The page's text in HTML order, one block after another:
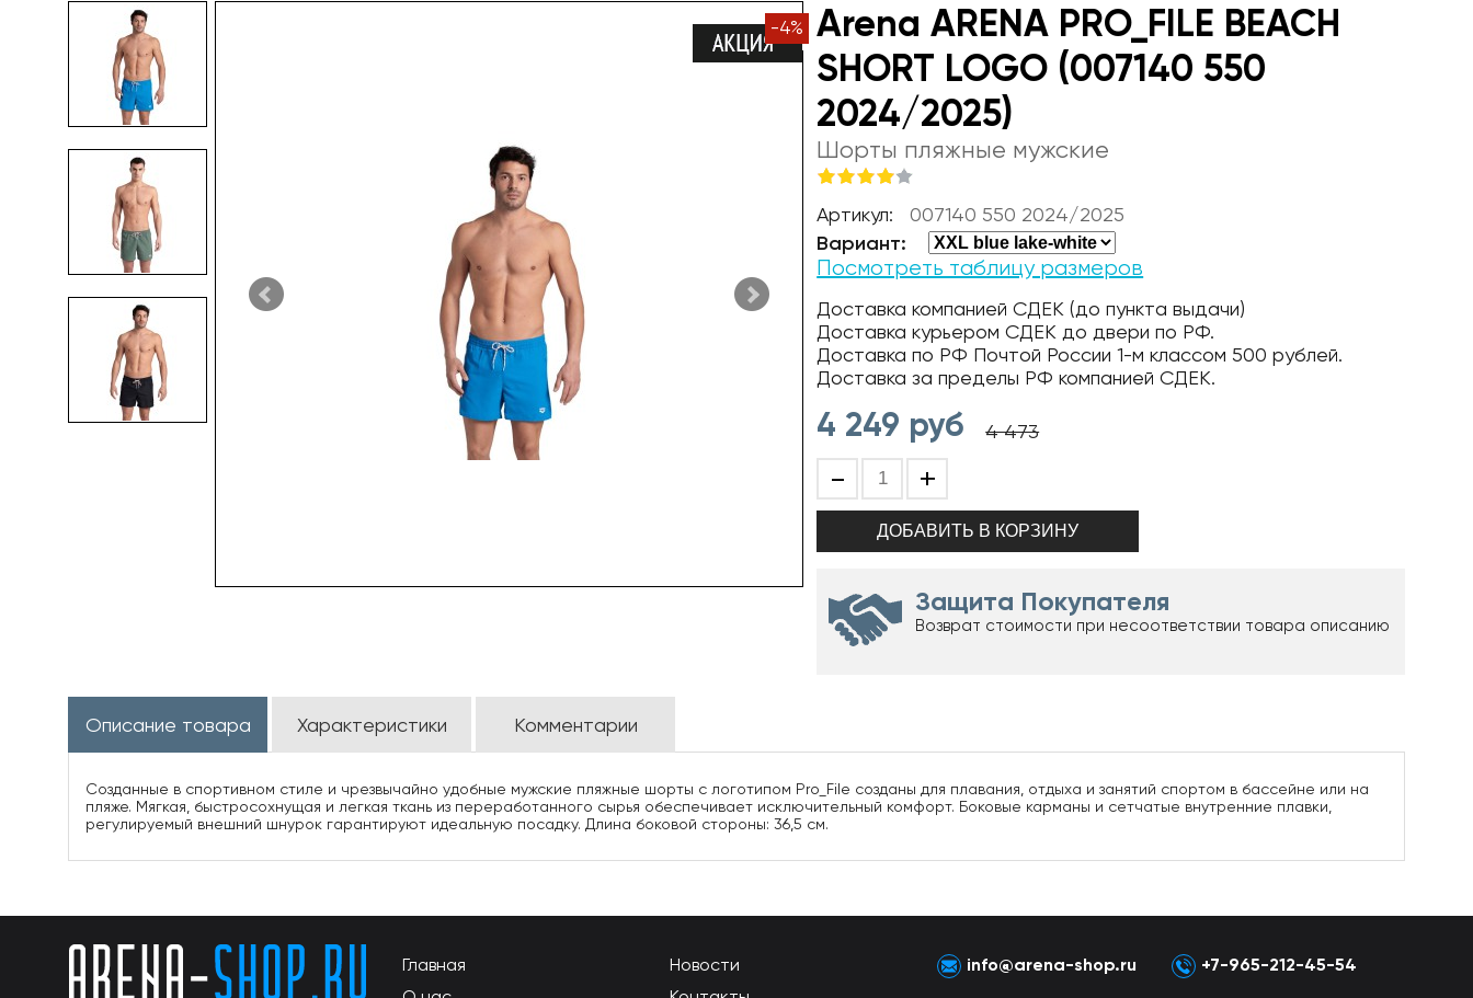
-4%
Arena ARENA PRO_FILE BEACH
SHORT LOGO (007140 550
2024/2025)
Шорты пляжные мужские
Артикул: 007140 550 2024/2025
Вариант:
Посмотреть таблицу размеров
Доставка компанией СДЕК (до пункта выдачи)
Доставка курьером СДЕК до двери по РФ.
Доставка по РФ Почтой России 1-м классом 500 рублей.
Доставка за пределы РФ компанией СДЕК.
4 249 руб 4 473
- +
Защита Покупателя
Возврат стоимости при несоответствии товара описанию
Описание товара Характеристики Комментарии
Созданные в спортивном стиле и чрезвычайно удобные мужские пляжные шорты с логотипом Pro_File созданы для плавания, отдыха и занятий спортом в бассейне или на
пляже. Мягкая, быстросохнущая и легкая ткань из переработанного сырья обеспечивает исключительный комфорт. Боковые карманы и сетчатые внутренние плавки,
регулируемый внешний шнурок гарантируют идеальную посадку. Длина боковой стороны: 36,5 см.
Главная
Новости
info@arena-shop.ru +7-965-212-45-54